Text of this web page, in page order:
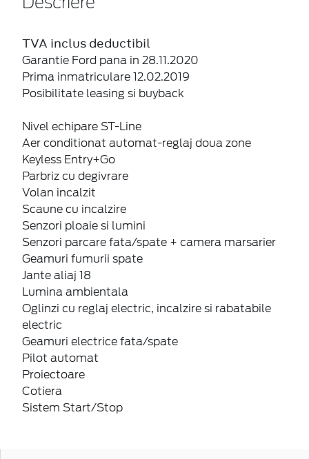
TVA inclus deductibil
Garantie Ford pana in 28.11.2020
Prima inmatriculare 12.02.2019
Posibilitate leasing si buyback
Nivel echipare ST-Line
Aer conditionat automat-reglaj doua zone
Keyless Entry+Go
Parbriz cu degivrare
Volan incalzit
Scaune cu incalzire
Senzori ploaie si lumini
Senzori parcare fata/spate + camera marsarier
Geamuri fumurii spate
Jante aliaj 18
Lumina ambientala
Oglinzi cu reglaj electric, incalzire si rabatabile
electric
Geamuri electrice fata/spate
Pilot automat
Proiectoare
Cotiera
Sistem Start/Stop